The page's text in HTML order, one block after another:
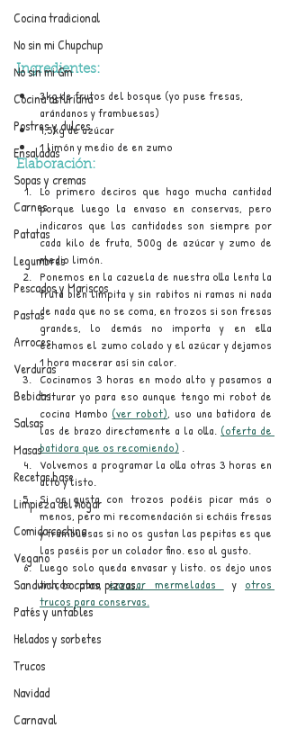
Cocina tradicional
No sin mi Chupchup
No sin mi Gm
Cocina asturiana
Postres y dulces
Ensaladas
Sopas y cremas
Carnes
Patatas
Legumbres
Pescados y Mariscos
Pastas
Arroces
Verduras
Bebidas
Salsas
Masas
Recetas base
Limpieza del hogar
Comida cochina
Vegano
Sandwich, bocatas, pizzas...
Patés y untables
Helados y sorbetes
Trucos
Navidad
Carnaval
Ingredientes:
3kg de frutos del bosque (yo puse fresas,
arándanos y frambuesas)
1,5kg de azúcar
1 limón y medio de en zumo
Elaboración:
Lo primero deciros que hago mucha cantidad
porque luego la envaso en conservas, pero
indicaros que las cantidades son siempre por
cada kilo de fruta, 500g de azúcar y zumo de
medio limón.
Ponemos en la cazuela de nuestra olla lenta la
fruta bien limpita y sin rabitos ni ramas ni nada
de nada que no se coma, en trozos si son fresas
grandes, lo demás no importa y en ella
echamos el zumo colado y el azúcar y dejamos
1 hora macerar así sin calor.
Cocinamos 3 horas en modo alto y pasamos a
triturar yo para eso aunque tengo mi robot de
cocina Mambo (ver robot), uso una batidora de
las de brazo directamente a la olla. (oferta de
batidora que os recomiendo) .
Volvemos a programar la olla otras 3 horas en
alto y listo.
Si os gusta con trozos podéis picar más o
menos, pero mi recomendación si echáis fresas
y frambuesas si no os gustan las pepitas es que
las paséis por un colador fino. eso al gusto.
Luego solo queda envasar y listo. os dejo unos
trucos para envasar mermeladas y otros
trucos para conservas.